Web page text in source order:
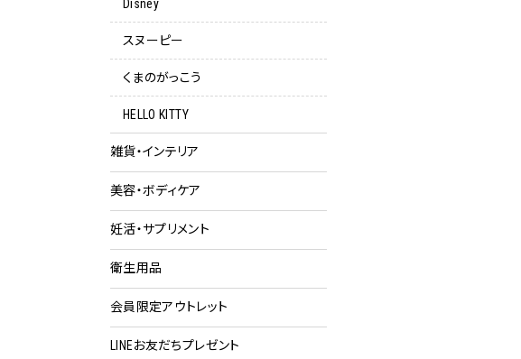
Disney
スヌーピー
くまのがっこう
HELLO KITTY
雑貨・インテリア
美容・ボディケア
妊活・サプリメント
衛生用品
会員限定アウトレット
LINEお友だちプレゼント